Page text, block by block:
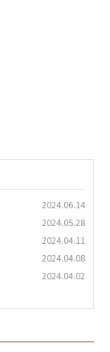
2024.06.14
2024.05.28
2024.04.11
2024.04.08
2024.04.02